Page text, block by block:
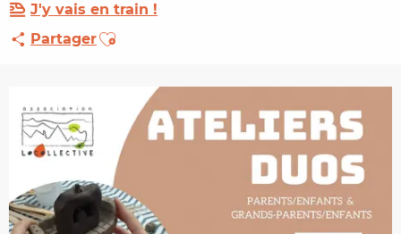
J'y vais en train !
PartagerAjouter aux favoris